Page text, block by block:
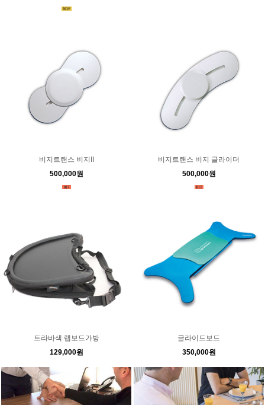
비지트랜스 비지II
500,000원
비지트랜스 비지 글라이더
500,000원
트라바색 랩보드가방
129,000원
글라이드보드
350,000원